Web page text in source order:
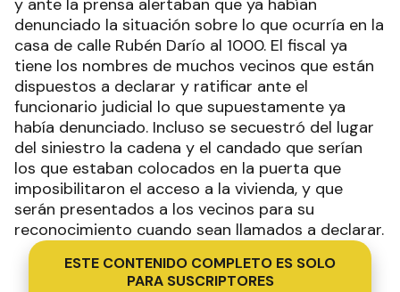
y ante la prensa alertaban que ya habían
denunciado la situación sobre lo que ocurría en la
casa de calle Rubén Darío al 1000. El fiscal ya
tiene los nombres de muchos vecinos que están
dispuestos a declarar y ratificar ante el
funcionario judicial lo que supuestamente ya
había denunciado. Incluso se secuestró del lugar
del siniestro la cadena y el candado que serían
los que estaban colocados en la puerta que
imposibilitaron el acceso a la vivienda, y que
serán presentados a los vecinos para su
reconocimiento cuando sean llamados a declarar.
ESTE CONTENIDO COMPLETO ES SOLO
PARA SUSCRIPTORES